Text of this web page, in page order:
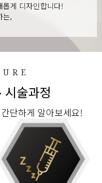
게 디자인합니다!
는,
시술과정
단하게 알아보세요!